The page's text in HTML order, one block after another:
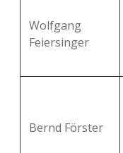
Wolfgang
Feiersinger
Bernd Förster